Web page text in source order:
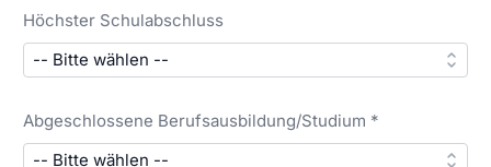
Höchster Schulabschluss
Abgeschlossene Berufsausbildung/Studium *